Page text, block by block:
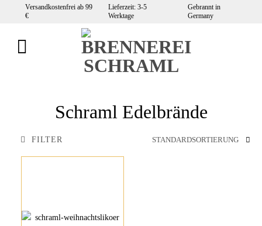
Versandkostenfrei ab 99
€
Lieferzeit: 3-5
Werktage
Gebrannt in
Germany
Schraml Edelbrände
FILTER